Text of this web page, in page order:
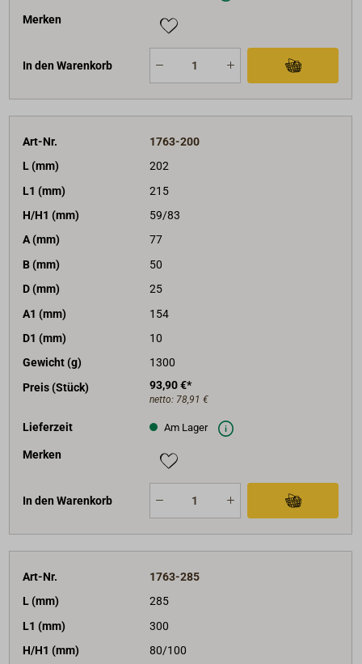
Merken
In den Warenkorb
Art-Nr.
1763-200
L (mm)
202
L1 (mm)
215
H/H1 (mm)
59/83
A (mm)
77
B (mm)
50
D (mm)
25
A1 (mm)
154
D1 (mm)
10
Gewicht (g)
1300
Preis (Stück)
93,90 €*
netto: 78,91 €
Lieferzeit Am Lager
Merken
In den Warenkorb
Art-Nr.
1763-285
L (mm)
285
L1 (mm)
300
H/H1 (mm)
80/100